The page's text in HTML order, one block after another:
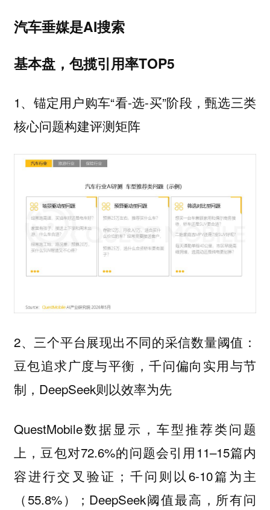
汽车垂媒是AI搜索
基本盘，包揽引用率TOP5
1、锚定用户购车“看-选-买”阶段，甄选三类
核心问题构建评测矩阵
2、三个平台展现出不同的采信数量阈值：
豆包追求广度与平衡，千问偏向实用与节
制，DeepSeek则以效率为先
QuestMobile数据显示，车型推荐类问题
上，豆包对72.6%的问题会引用11–15篇内
容进行交叉验证；千问则以6-10篇为主
（55.8%）；DeepSeek阈值最高，所有问